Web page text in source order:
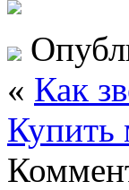
« Как
Купить